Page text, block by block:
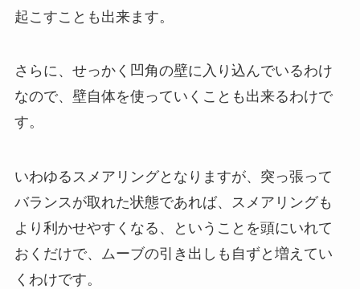
起こすことも出来ます。
さらに、せっかく凹角の壁に入り込んでいるわけ
なので、壁自体を使っていくことも出来るわけで
す。
いわゆるスメアリングとなりますが、突っ張って
バランスが取れた状態であれば、スメアリングも
より利かせやすくなる、ということを頭にいれて
おくだけで、ムーブの引き出しも自ずと増えてい
くわけです。